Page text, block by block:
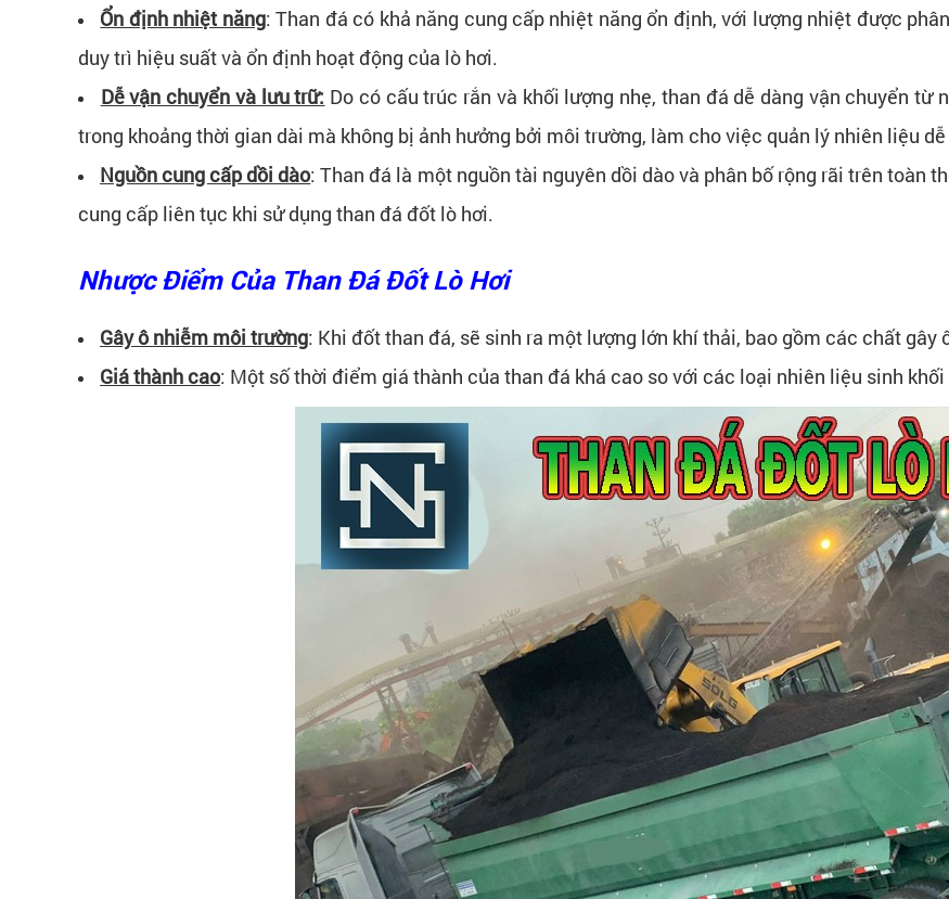
Ổn định nhiệt năng: Than đá có khả năng cung cấp nhiệt năng ổn định, với lượng nhiệt được
duy trì hiệu suất và ổn định hoạt động của lò hơi.
Dễ vận chuyển và lưu trữ: Do có cấu trúc rắn và khối lượng nhẹ, than đá dễ dàng vận chuyển
trong khoảng thời gian dài mà không bị ảnh hưởng bởi môi trường, làm cho việc quản lý nhiên liệu
Nguồn cung cấp dồi dào: Than đá là một nguồn tài nguyên dồi dào và phân bố rộng rãi trên toàn
cung cấp liên tục khi sử dụng than đá đốt lò hơi.
Nhược Điểm Của Than Đá Đốt Lò Hơi
Gây ô nhiễm môi trường: Khi đốt than đá, sẽ sinh ra một lượng lớn khí thải, bao gồm các chất gây
Giá thành cao: Một số thời điểm giá thành của than đá khá cao so với các loại nhiên liệu sinh